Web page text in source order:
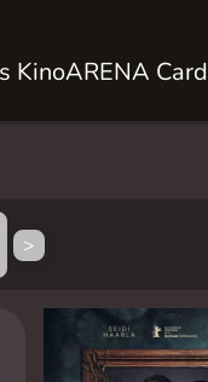
KinoARENA Card
>